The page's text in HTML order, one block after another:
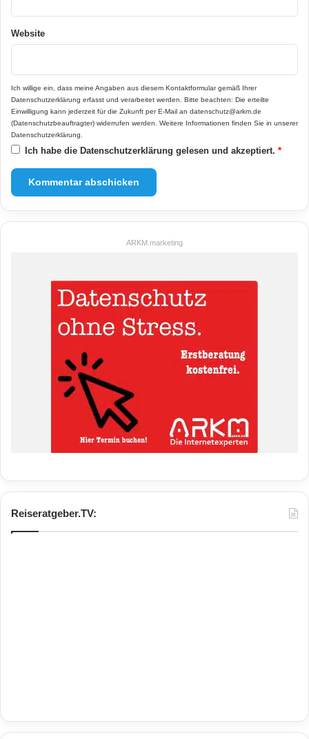
Website
Ich willige ein, dass meine Angaben aus diesem Kontaktformular gemäß Ihrer
Datenschutzerklärung erfasst und verarbeitet werden. Bitte beachten: Die erteilte
Einwilligung kann jederzeit für die Zukunft per E-Mail an datenschutz@arkm.de
(Datenschutzbeauftragter) widerrufen werden. Weitere Informationen finden Sie in unserer
Datenschutzerklärung
Ich habe die Datenschutzerklärung gelesen und akzeptiert. *
ARKM.marketing
Reiseratgeber.TV: